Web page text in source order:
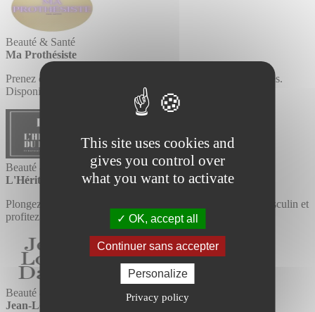
This site uses cookies and
gives you control over
what you want to activate
OK, accept all
Continuer sans accepter
Personalize
Privacy policy
Beauté & Santé
Ma Prothésiste
Prenez du temps pour vous afin de prendre soin de vos ongles.
Disponible également pour tous types d'événements.
Beauté & Santé
L'Héritage Du Barbier
Plongez dans un univers dédié à la beauté et au bien-être masculin et
profitez d'un moment de détente.
Beauté & Santé
Jean-Louis David